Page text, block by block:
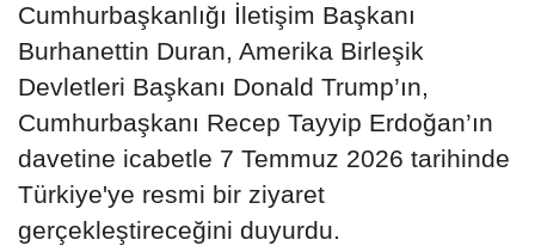
Cumhurbaşkanlığı İletişim Başkanı
Burhanettin Duran, Amerika Birleşik
Devletleri Başkanı Donald Trump’ın,
Cumhurbaşkanı Recep Tayyip Erdoğan’ın
davetine icabetle 7 Temmuz 2026 tarihinde
Türkiye'ye resmi bir ziyaret
gerçekleştireceğini duyurdu.